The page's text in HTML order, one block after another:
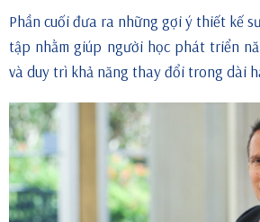
Phần cuối đưa ra những gợi ý thiết kế
tập nhằm giúp người học phát triển
và duy trì khả năng thay đổi trong dài